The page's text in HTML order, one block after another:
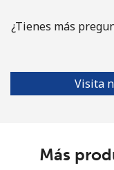
¿Tienes más
Visita
Más